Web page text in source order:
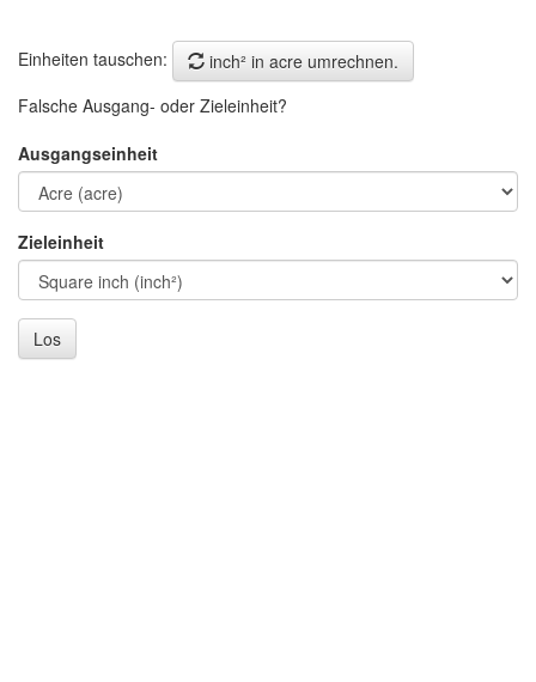
Einheiten tauschen:
inch² in acre umrechnen.
Falsche Ausgang- oder Zieleinheit?
Ausgangseinheit
Zieleinheit
Los